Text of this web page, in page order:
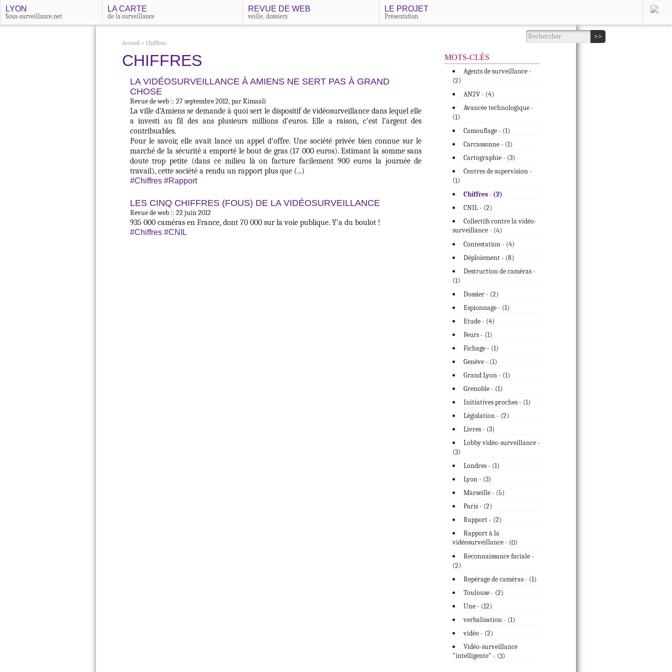
LYON
Sous-surveillance.net
LA CARTE
de la surveillance
REVUE DE WEB
veille, dossiers
LE PROJET
Présentation
Accueil > Chiffres
CHIFFRES
LA VIDÉOSURVEILLANCE À AMIENS NE SERT PAS À GRAND
CHOSE
Revue de web :: 27 septembre 2012, par Kimaali
La ville d’Amiens se demande à quoi sert le dispositif de vidéosurveillance dans lequel elle
a investi au fil des ans plusieurs millions d’euros. Elle a raison, c’est l’argent des
contribuables.
Pour le savoir, elle avait lancé un appel d’offre. Une société privée bien connue sur le
marché de la sécurité a emporté le bout de gras (17 000 euros). Estimant la somme sans
doute trop petite (dans ce milieu là on facture facilement 900 euros la journée de
travail), cette société a rendu un rapport plus que (...)
#Chiffres #Rapport
LES CINQ CHIFFRES (FOUS) DE LA VIDÉOSURVEILLANCE
Revue de web :: 22 juin 2012
935 000 caméras en France, dont 70 000 sur la voie publique. Y’a du boulot !
#Chiffres #CNIL
MOTS-CLÉS
Agents de surveillance -
(2)
AN2V - (4)
Avancée technologique -
(1)
Camouflage - (1)
Carcassonne - (1)
Cartographie - (3)
Centres de supervision -
(1)
Chiffres - (2)
CNIL - (2)
Collectifs contre la vidéo-
surveillance - (4)
Contestation - (4)
Déploiement - (8)
Destruction de caméras -
(1)
Dossier - (2)
Espionnage - (1)
Etude - (4)
Feurs - (1)
Fichage - (1)
Genève - (1)
Grand Lyon - (1)
Grenoble - (1)
Initiatives proches - (1)
Législation - (2)
Livres - (3)
Lobby vidéo-surveillance -
(3)
Londres - (1)
Lyon - (3)
Marseille - (5)
Paris - (2)
Rapport - (2)
Rapport à la
vidéosurveillance - (0)
Reconnaissance faciale -
(2)
Repérage de caméras - (1)
Toulouse - (2)
Une - (12)
verbalisation - (1)
vidéo - (2)
Vidéo-surveillance
"intelligente" - (3)